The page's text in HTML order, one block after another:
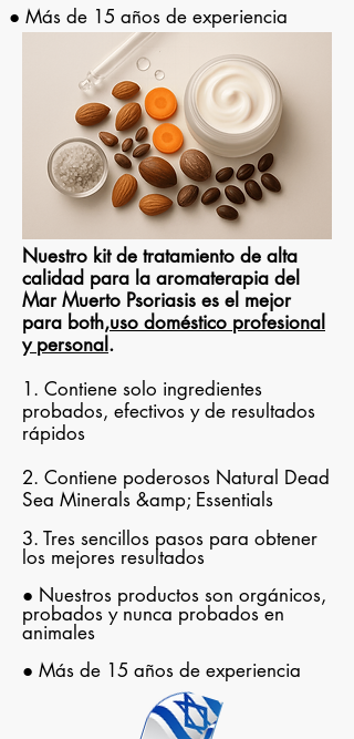
● Más de 15 años de experiencia
Nuestro kit de tratamiento de alta
calidad para la aromaterapia del
Mar Muerto Psoriasis es el mejor
para both,uso doméstico profesional
y personal .
1. Contiene solo ingredientes
probados, efectivos y de resultados
rápidos
2. Contiene poderosos Natural Dead
Sea Minerals &amp; Essentials
3. Tres sencillos pasos para obtener
los mejores resultados
● Nuestros productos son orgánicos,
probados y nunca probados en
animales
● Más de 15 años de experiencia